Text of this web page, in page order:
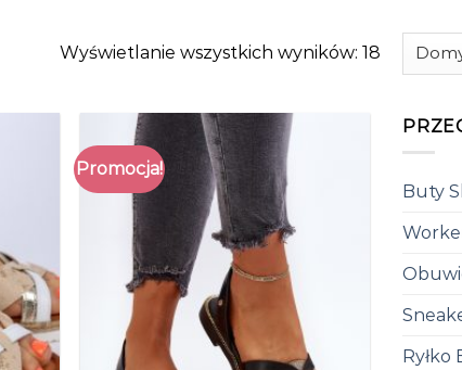
Wyświetlanie wszystkich wyników: 18
Promocja!
Buty
Ryłko